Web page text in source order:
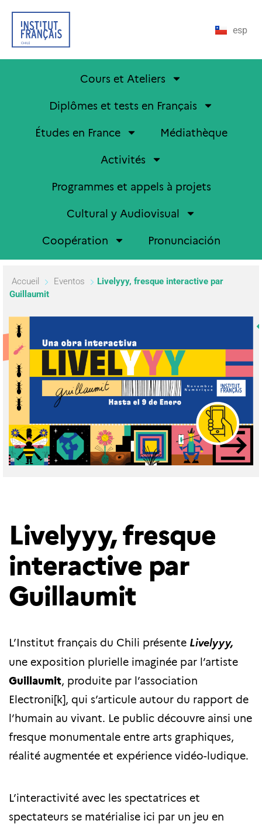
esp
Cours et Ateliers
Diplômes et tests en Français
Études en France
Médiathèque
Activités
Programmes et appels à projets
Cultural y Audiovisual
Coopération
Pronunciación
Accueil Eventos
Livelyyy, fresque interactive par
Guillaumit
Livelyyy, fresque
interactive par
Guillaumit
L’Institut français du Chili présente Livelyyy,
une exposition plurielle imaginée par l’artiste
Guillaumit, produite par l’association
Electroni[k], qui s’articule autour du rapport de
l’humain au vivant. Le public découvre ainsi une
fresque monumentale entre arts graphiques,
réalité augmentée et expérience vidéo-ludique.
L’interactivité avec les spectatrices et
spectateurs se matérialise ici par un jeu en